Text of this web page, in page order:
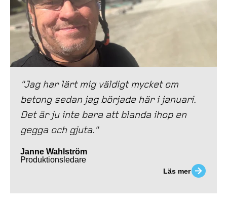
"Jag har lärt mig väldigt mycket om
betong sedan jag började här i januari.
Det är ju inte bara att blanda ihop en
gegga och gjuta."
Janne Wahlström
Produktionsledare
Läs mer